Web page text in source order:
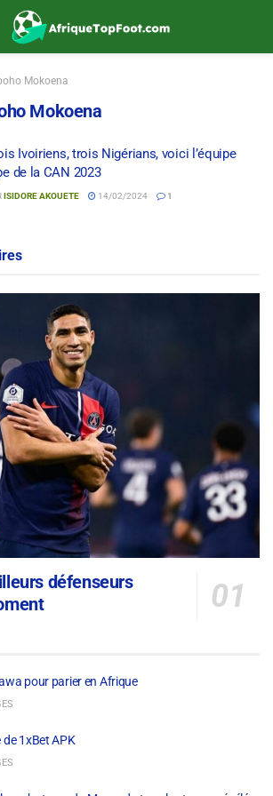
Mokoena
Mokoena
Ivoiriens, trois Nigérians, voici l’équipe
de la CAN 2023
ISIDORE AKOUETE 14/02/2024 1
défenseurs
pour parier en Afrique
de 1xBet APK